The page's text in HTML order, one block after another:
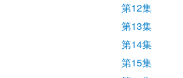
第12集
第13集
第14集
第15集